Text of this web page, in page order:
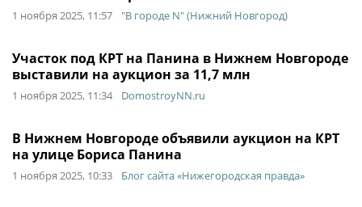
1 ноября 2025, 11:57 "В городе N" (Нижний Новгород)
Участок под КРТ на Панина в Нижнем Новгороде
выставили на аукцион за 11,7 млн
1 ноября 2025, 11:34 DomostroyNN.ru
В Нижнем Новгороде объявили аукцион на КРТ
на улице Бориса Панина
1 ноября 2025, 10:33 Блог сайта «Нижегородская правда»